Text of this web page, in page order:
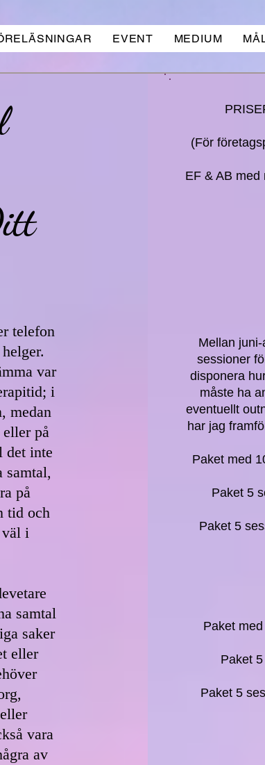
EVENT MEDIUM
telefon
var
i
medan
på
det inte
samtal,
på
tid och
väl i
samtal
saker
eller
vara
av
(För
EF & AB
Mellan
sessioner
disponera
måste ha
eventuellt
har jag
Paket med
Paket 5
Paket 5
Paket
Paket
Paket 5